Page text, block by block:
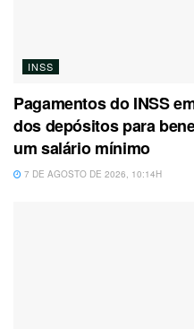
INSS
Pagamentos do INSS
dos depósitos para
um salário mínimo
7 DE AGOSTO DE 2026, 10:14H